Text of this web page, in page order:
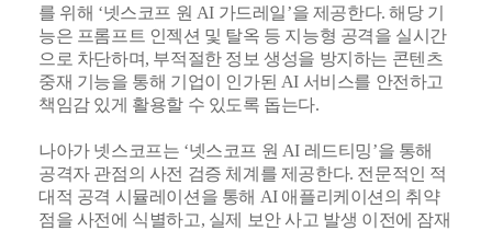
를 위해 ‘넷스코프 원 AI 가드레일’을 제공한다. 해당 기
능은 프롬프트 인젝션 및 탈옥 등 지능형 공격을 실시간
으로 차단하며, 부적절한 정보 생성을 방지하는 콘텐츠
중재 기능을 통해 기업이 인가된 AI 서비스를 안전하고
책임감 있게 활용할 수 있도록 돕는다.
나아가 넷스코프는 ‘넷스코프 원 AI 레드티밍’을 통해
공격자 관점의 사전 검증 체계를 제공한다. 전문적인 적
대적 공격 시뮬레이션을 통해 AI 애플리케이션의 취약
점을 사전에 식별하고, 실제 보안 사고 발생 이전에 잠재